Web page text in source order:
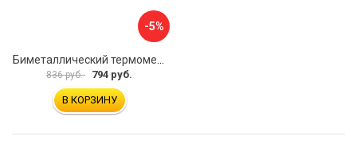
-5%
836 руб. 794 руб.
В КОРЗИНУ